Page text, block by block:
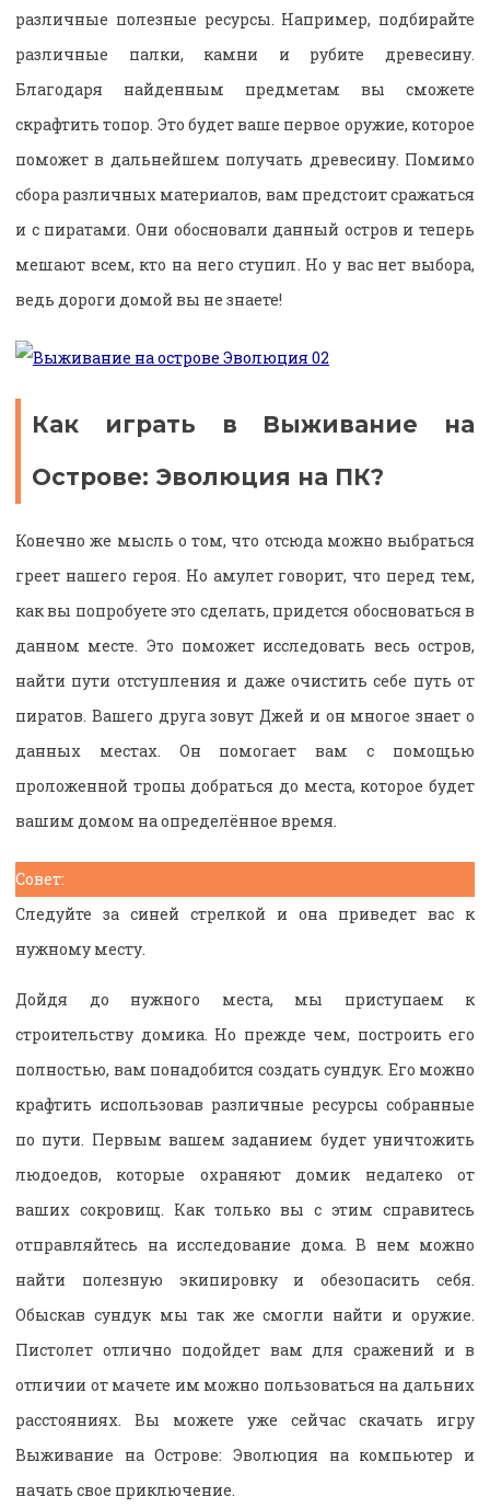
различные полезные ресурсы. Например, подбирайте
различные палки, камни и рубите древесину.
Благодаря найденным предметам вы сможете
скрафтить топор. Это будет ваше первое оружие, которое
поможет в дальнейшем получать древесину. Помимо
сбора различных материалов, вам предстоит сражаться
и с пиратами. Они обосновали данный остров и теперь
мешают всем, кто на него ступил. Но у вас нет выбора,
ведь дороги домой вы не знаете!
Как играть в Выживание на
Острове: Эволюция на ПК?
Конечно же мысль о том, что отсюда можно выбраться
греет нашего героя. Но амулет говорит, что перед тем,
как вы попробуете это сделать, придется обосноваться в
данном месте. Это поможет исследовать весь остров,
найти пути отступления и даже очистить себе путь от
пиратов. Вашего друга зовут Джей и он многое знает о
данных местах. Он помогает вам с помощью
проложенной тропы добраться до места, которое будет
вашим домом на определённое время.
Совет:
Следуйте за синей стрелкой и она приведет вас к
нужному месту.
Дойдя до нужного места, мы приступаем к
строительству домика. Но прежде чем, построить его
полностью, вам понадобится создать сундук. Его можно
крафтить использовав различные ресурсы собранные
по пути. Первым вашем заданием будет уничтожить
людоедов, которые охраняют домик недалеко от
ваших сокровищ. Как только вы с этим справитесь
отправляйтесь на исследование дома. В нем можно
найти полезную экипировку и обезопасить себя.
Обыскав сундук мы так же смогли найти и оружие.
Пистолет отлично подойдет вам для сражений и в
отличии от мачете им можно пользоваться на дальних
расстояниях. Вы можете уже сейчас скачать игру
Выживание на Острове: Эволюция на компьютер и
начать свое приключение.